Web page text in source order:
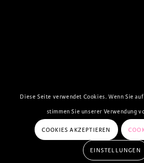
Diese Seite verwendet Cookies. Wenn Sie
stimmen Sie unserer Verwendung
COOKIES AKZEPTIEREN
EINSTELLUNGEN